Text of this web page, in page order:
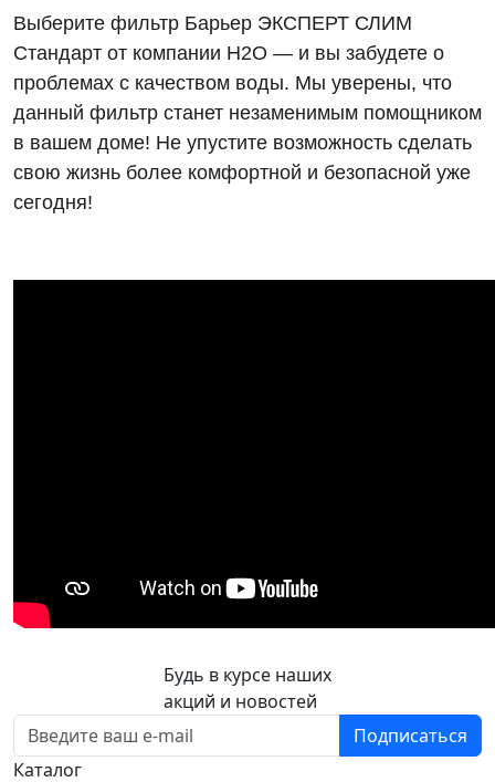
Выберите фильтр Барьер ЭКСПЕРТ СЛИМ
Стандарт от компании Н2О — и вы забудете о
проблемах с качеством воды. Мы уверены, что
данный фильтр станет незаменимым помощником
в вашем доме! Не упустите возможность сделать
свою жизнь более комфортной и безопасной уже
сегодня!
Будь в курсе наших
акций и новостей
Подписаться
Каталог